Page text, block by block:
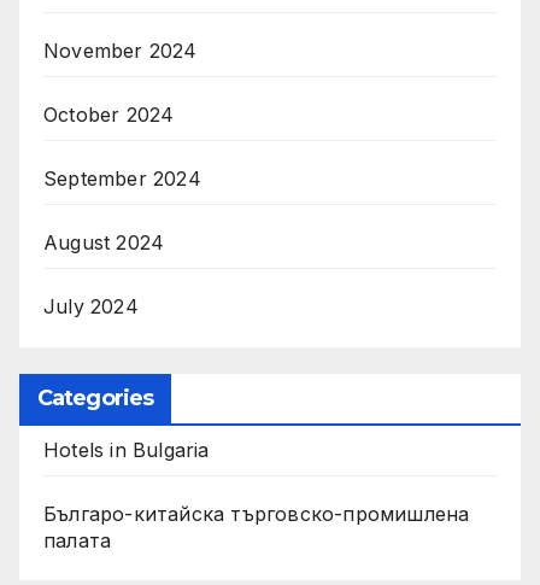
November 2024
October 2024
September 2024
August 2024
July 2024
Categories
Hotels in Bulgaria
Българо-китайска търговско-промишлена
палата